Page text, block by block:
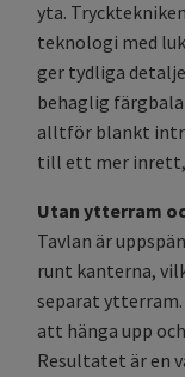
yta.
teknologi med
ger tydliga
behaglig
alltför blankt
till ett mer
Utan ytterram
Tavlan är
runt kanterna,
separat
att hänga upp
Resultatet är en